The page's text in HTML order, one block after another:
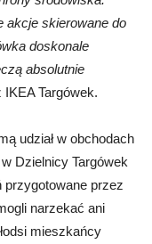
akcje skierowane do
doskonale
absolutnie
Targówek.
udział w obchodach
Dzielnicy Targówek
przygotowane przez
narzekać ani
mieszkańcy